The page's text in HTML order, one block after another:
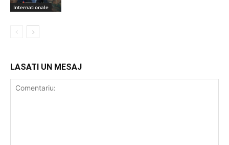
Internationale
LASATI UN MESAJ